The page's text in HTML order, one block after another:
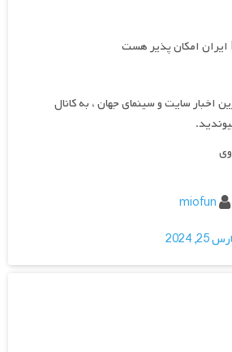
اخبار سایت و سینمای جهان ، به کانال
miofun
25, 2024